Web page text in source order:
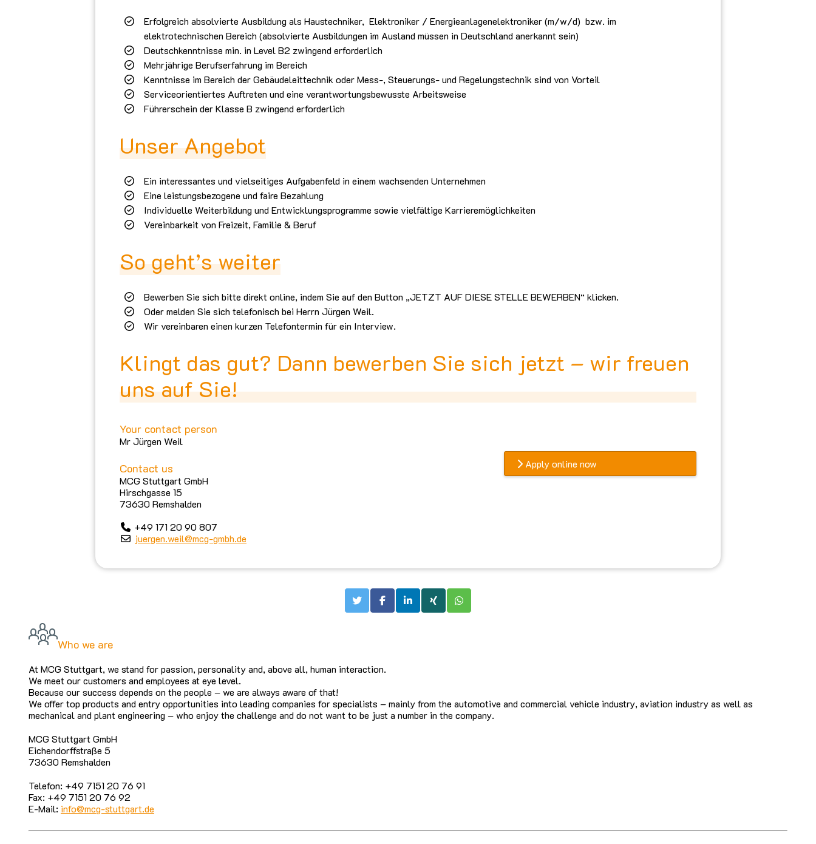
Erfolgreich absolvierte Ausbildung als Haustechniker, Elektroniker / Energieanlagenelektroniker (m/w/d) bzw. im
elektrotechnischen Bereich (absolvierte Ausbildungen im Ausland müssen in Deutschland anerkannt sein)
Deutschkenntnisse min. in Level B2 zwingend erforderlich
Mehrjährige Berufserfahrung im Bereich
Kenntnisse im Bereich der Gebäudeleittechnik oder Mess-, Steuerungs- und Regelungstechnik sind von Vorteil
Serviceorientiertes Auftreten und eine verantwortungsbewusste Arbeitsweise
Führerschein der Klasse B zwingend erforderlich
Unser Angebot
Ein interessantes und vielseitiges Aufgabenfeld in einem wachsenden Unternehmen
Eine leistungsbezogene und faire Bezahlung
Individuelle Weiterbildung und Entwicklungsprogramme sowie vielfältige Karrieremöglichkeiten
Vereinbarkeit von Freizeit, Familie & Beruf
So geht’s weiter
Bewerben Sie sich bitte direkt online, indem Sie auf den Button „JETZT AUF DIESE STELLE BEWERBEN“ klicken.
Oder melden Sie sich telefonisch bei Herrn Jürgen Weil.
Wir vereinbaren einen kurzen Telefontermin für ein Interview.
Klingt das gut? Dann bewerben Sie sich jetzt – wir freuen
uns auf Sie!
Your contact person
Mr Jürgen Weil
Contact us
MCG Stuttgart GmbH
Hirschgasse 15
73630 Remshalden
+49 171 20 90 807
juergen.weil@mcg-gmbh.de
Apply online now
Who we are
At MCG Stuttgart, we stand for passion, personality and, above all, human interaction.
We meet our customers and employees at eye level.
Because our success depends on the people – we are always aware of that!
We offer top products and entry opportunities into leading companies for specialists – mainly from the automotive and commercial vehicle industry, aviation industry as well as
mechanical and plant engineering – who enjoy the challenge and do not want to be just a number in the company.
MCG Stuttgart GmbH
Eichendorffstraße 5
73630 Remshalden
Telefon: +49 7151 20 76 91
Fax: +49 7151 20 76 92
E-Mail: info@mcg-stuttgart.de